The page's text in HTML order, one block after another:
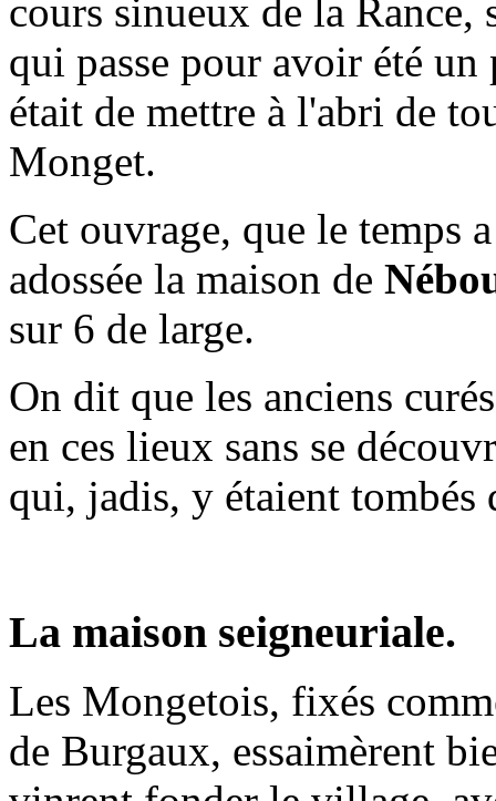
cours sinueux de la Rance,
qui passe pour avoir été
était de mettre à l'abri de
Monget.
Cet ouvrage, que le temps
adossée la maison de
sur 6 de large.
On dit que les anciens
en ces lieux sans se
qui, jadis, y étaient tombés
La maison seigneuriale.
Les Mongetois, fixés
de Burgaux, essaimèrent